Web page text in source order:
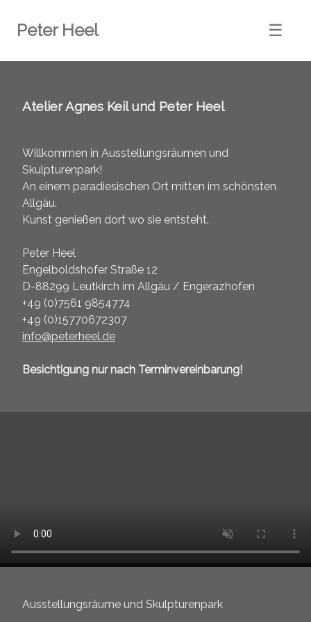
Peter Heel ☰
Atelier Agnes Keil und Peter Heel
Willkommen in Ausstellungsräumen und
Skulpturenpark!
An einem paradiesischen Ort mitten im schönsten
Allgäu.
Kunst genießen dort wo sie entsteht.
Peter Heel
Engelboldshofer Straße 12
D-88299 Leutkirch im Allgäu / Engerazhofen
+49 (0)7561 9854774
+49 (0)15770672307
info@peterheel.de
Besichtigung nur nach Terminvereinbarung!
Ausstellungsräume und Skulpturenpark